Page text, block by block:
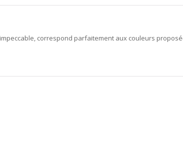
correspond parfaitement aux couleurs